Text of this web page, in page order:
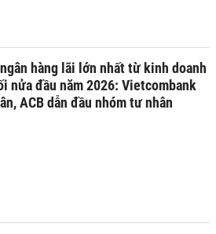
hàng lãi lớn nhất từ kinh doanh
nửa đầu năm 2026: Vietcombank
ACB dẫn đầu nhóm tư nhân